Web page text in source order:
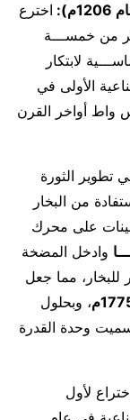
اخترع
من خمســـة
لابتكار
الأولى في
واط أواخر القرن
تطوير الثورة
من البخار
على محرك
وادخل المضخة
للبخار، مما جعل
، وبحلول
500 وحدة، وقد سميت وحدة القدرة
لأول